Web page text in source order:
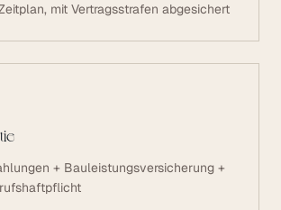
mit Vertragsstrafen abgesichert
+ Bauleistungsversicherung +